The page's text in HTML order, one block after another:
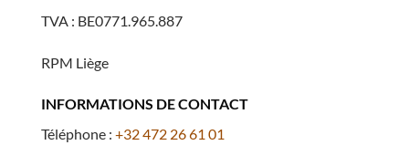
TVA : BE0771.965.887
RPM Liège
INFORMATIONS DE CONTACT
Téléphone : +32 472 26 61 01